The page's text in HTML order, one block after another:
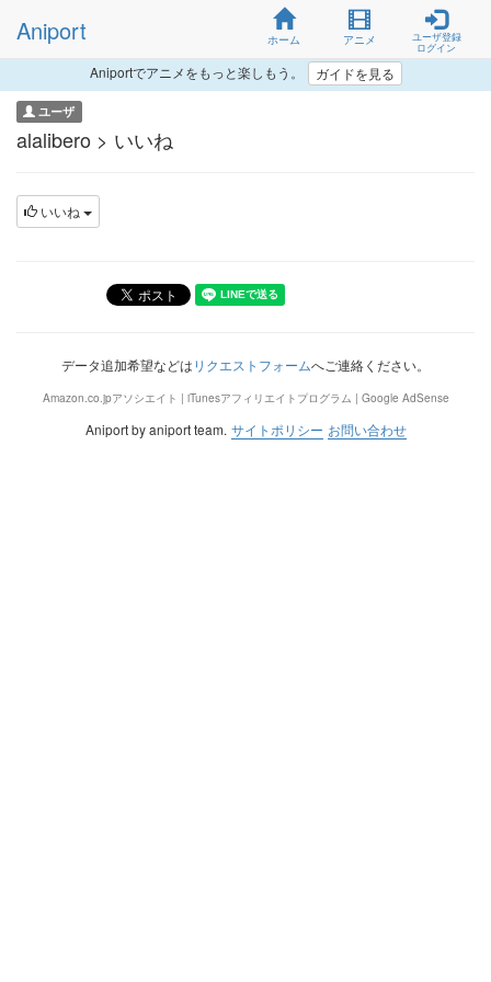
Aniport ホーム アニメ
ユーザ登録
ログイン
Aniportでアニメをもっと楽しもう。 ガイドを見る
ユーザ
alalibero > いいね
いいね
データ追加希望などはリクエストフォームへご連絡ください。
Amazon.co.jpアソシエイト | iTunesアフィリエイトプログラム | Google AdSense
Aniport by aniport team. サイトポリシー お問い合わせ